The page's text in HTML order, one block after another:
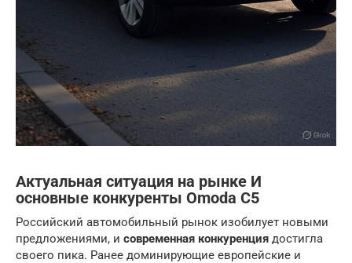
Актуальная ситуация на рынке И
основные конкуренты Omoda C5
Российский автомобильный рынок изобилует новыми
предложениями, и современная конкуренция достигла
своего пика. Ранее доминирующие европейские и